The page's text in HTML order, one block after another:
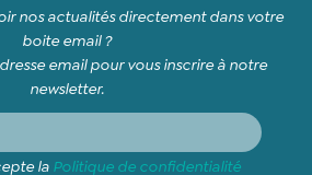
nos actualités directement dans votre
boite email ?
email pour vous inscrire à notre
newsletter.
la Politique de confidentialité